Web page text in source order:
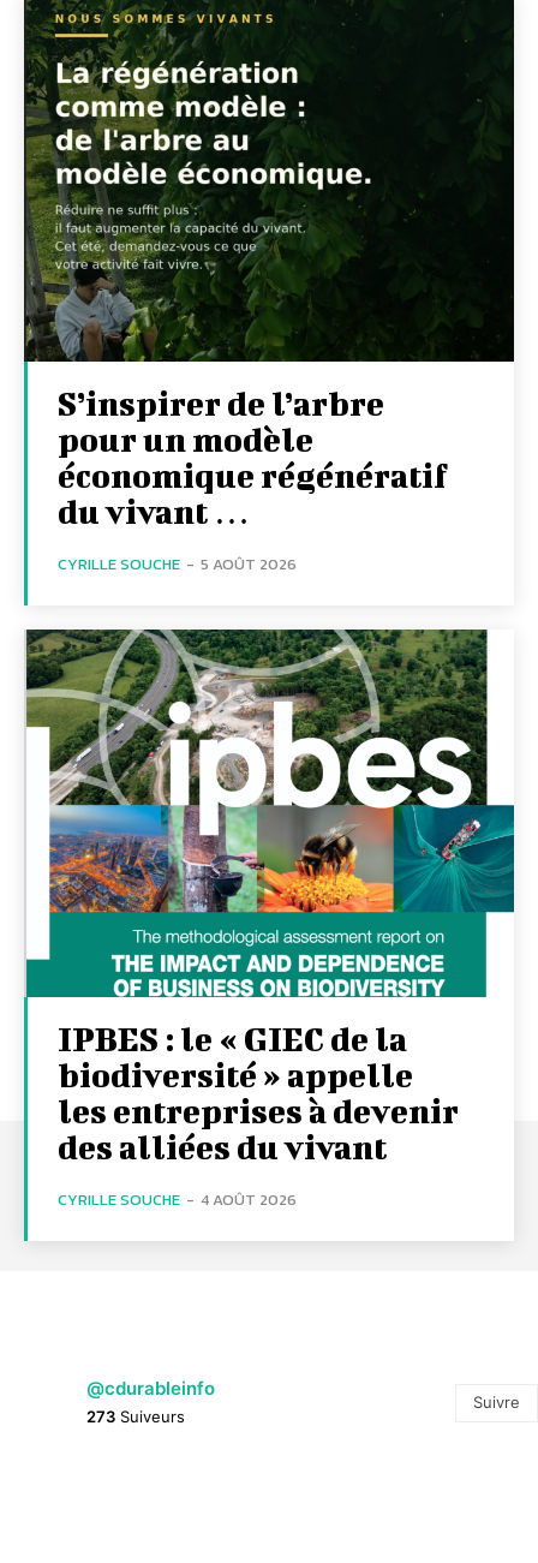
S’inspirer de l’arbre
pour un modèle
économique régénératif
du vivant …
CYRILLE SOUCHE - 5 AOÛT 2026
IPBES : le « GIEC de la
biodiversité » appelle
les entreprises à devenir
des alliées du vivant
CYRILLE SOUCHE - 4 AOÛT 2026
@cdurableinfo
273 Suiveurs
Suivre